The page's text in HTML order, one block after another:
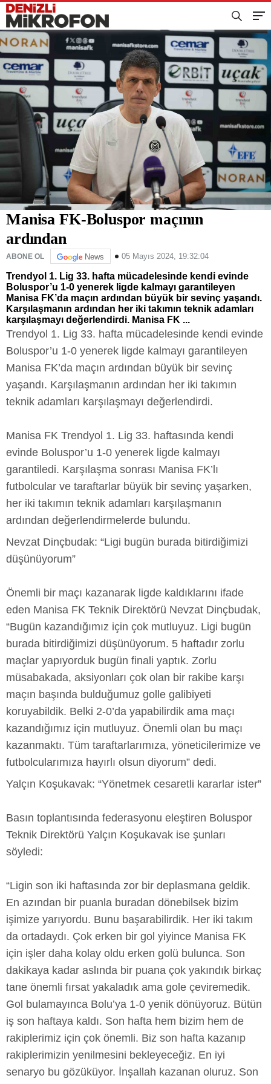
Manisa FK-Boluspor maçının
ardından
ABONE OL News 05 Mayıs 2024, 19:32:04
Trendyol 1. Lig 33. hafta mücadelesinde kendi evinde
Boluspor’u 1-0 yenerek ligde kalmayı garantileyen
Manisa FK’da maçın ardından büyük bir sevinç yaşandı.
Karşılaşmanın ardından her iki takımın teknik adamları
karşılaşmayı değerlendirdi. Manisa FK ...
Trendyol 1. Lig 33. hafta mücadelesinde kendi evinde
Boluspor’u 1-0 yenerek ligde kalmayı garantileyen
Manisa FK’da maçın ardından büyük bir sevinç
yaşandı. Karşılaşmanın ardından her iki takımın
teknik adamları karşılaşmayı değerlendirdi.
Manisa FK Trendyol 1. Lig 33. haftasında kendi
evinde Boluspor’u 1-0 yenerek ligde kalmayı
garantiledi. Karşılaşma sonrası Manisa FK’lı
futbolcular ve taraftarlar büyük bir sevinç yaşarken,
her iki takımın teknik adamları karşılaşmanın
ardından değerlendirmelerde bulundu.
Nevzat Dinçbudak: “Ligi bugün burada bitirdiğimizi
düşünüyorum”
Önemli bir maçı kazanarak ligde kaldıklarını ifade
eden Manisa FK Teknik Direktörü Nevzat Dinçbudak,
“Bugün kazandığımız için çok mutluyuz. Ligi bugün
burada bitirdiğimizi düşünüyorum. 5 haftadır zorlu
maçlar yapıyorduk bugün finali yaptık. Zorlu
müsabakada, aksiyonları çok olan bir rakibe karşı
maçın başında bulduğumuz golle galibiyeti
koruyabildik. Belki 2-0’da yapabilirdik ama maçı
kazandığımız için mutluyuz. Önemli olan bu maçı
kazanmaktı. Tüm taraftarlarımıza, yöneticilerimize ve
futbolcularımıza hayırlı olsun diyorum” dedi.
Yalçın Koşukavak: “Yönetmek cesaretli kararlar ister”
Basın toplantısında federasyonu eleştiren Boluspor
Teknik Direktörü Yalçın Koşukavak ise şunları
söyledi:
“Ligin son iki haftasında zor bir deplasmana geldik.
En azından bir puanla buradan dönebilsek bizim
işimize yarıyordu. Bunu başarabilirdik. Her iki takım
da ortadaydı. Çok erken bir gol yiyince Manisa FK
için işler daha kolay oldu erken golü bulunca. Son
dakikaya kadar aslında bir puana çok yakındık birkaç
tane önemli fırsat yakaladık ama gole çeviremedik.
Gol bulamayınca Bolu’ya 1-0 yenik dönüyoruz. Bütün
iş son haftaya kaldı. Son hafta hem bizim hem de
rakiplerimiz için çok önemli. Biz son hafta kazanıp
rakiplerimizin yenilmesini bekleyeceğiz. En iyi
senaryo bu gözüküyor. İnşallah kazanan oluruz. Son